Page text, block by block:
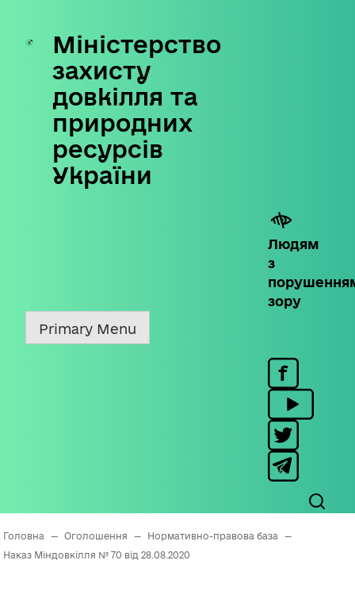
Skip
content
Міністерство
захисту
довкілля та
природних
ресурсів
України
Людям
з
зору
Primary Menu
Головна — Оголошення — Нормативно-правова база
—
Наказ Міндовкілля № 70 від 28.08.2020